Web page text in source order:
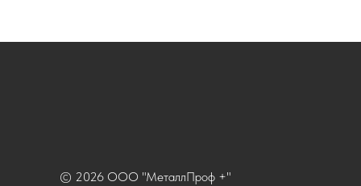
© 2026 ООО "МеталлПроф +"